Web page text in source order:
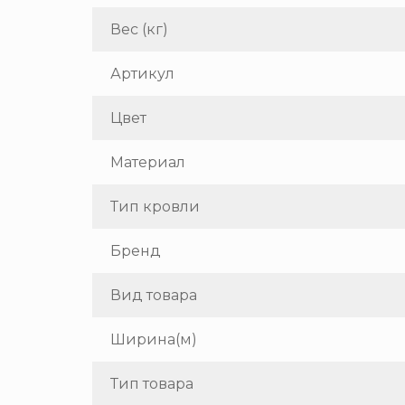
Вес (кг)
Артикул
Цвет
Материал
Тип кровли
Бренд
Вид товара
Ширина(м)
Тип товара